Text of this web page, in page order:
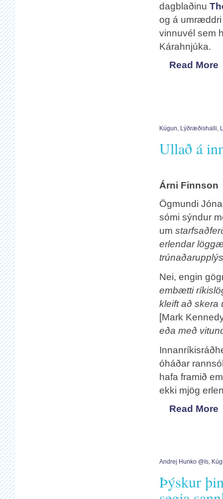
dagblaðinu
og á umræddri
vinnuvél sem
Kárahnjúka.
Read More
Kúgun Lýðræðishalli
Ullað á
Árni Finnson
Ögmundi
sómi sýndur
um
erlendar
Nei, engin
embætti
kleift að skera
[Mark
eða með
óháðar
hafa framið
ekki mjög
Read More
Andrej Hunko @is
Þýskur